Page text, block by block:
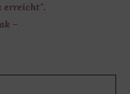
erreicht".
–